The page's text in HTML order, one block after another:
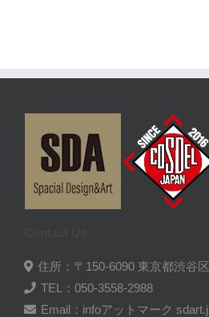
住所：〒150-6090 東京都渋谷
TEL：050-3558-2988
Email：infoアットマーク